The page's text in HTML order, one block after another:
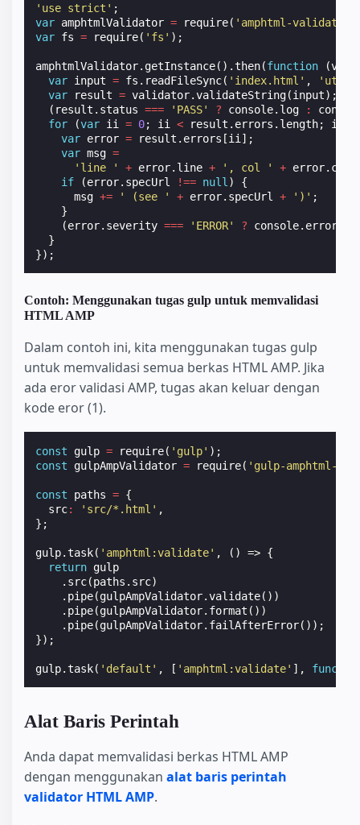
'use strict' ;
var amphtmlValidator = require( 'amphtml-validator'
var fs = require( 'fs' );
amphtmlValidator. getInstance().then(function (
var input = fs . readFileSync( 'index.html' , 'utf8'
var
result = validator.validateString(input);
( result . status === 'PASS' ? console. log :
for
(var ii = 0; ii < result . errors . length; ii
var error = result . errors [ii ];
var msg =
'line '
+ error. line + ', col ' + error. col
if
(error. specUrl !== null )
{
msg += ' (see ' + error. specUrl + ')' ;
}
(error. severity === 'ERROR' ? console. error
}
});
Contoh: Menggunakan tugas gulp untuk memvalidasi
HTML AMP
Dalam contoh ini, kita menggunakan tugas gulp
untuk memvalidasi semua berkas HTML AMP. Jika
ada eror validasi AMP, tugas akan keluar dengan
kode eror (1).
const gulp = require( 'gulp' );
const
gulpAmpValidator = require( 'gulp-amphtml-
const paths = {
src: 'src/*.html' ,
};
gulp.task( 'amphtml:validate' , () => {
return gulp
. src(paths . src)
. pipe(gulpAmpValidator.validate())
. pipe(gulpAmpValidator. format ())
. pipe(gulpAmpValidator. failAfterError());
});
gulp.task( 'default' , [ 'amphtml:validate' ],
Alat Baris Perintah
Anda dapat memvalidasi berkas HTML AMP
dengan menggunakan alat baris perintah
validator HTML AMP.